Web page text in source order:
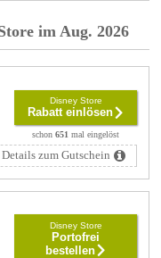
im Aug. 2026
Disney Store
Rabatt einlösen
schon651 mal eingelöst
Details zum Gutschein
Disney Store
Portofrei
bestellen